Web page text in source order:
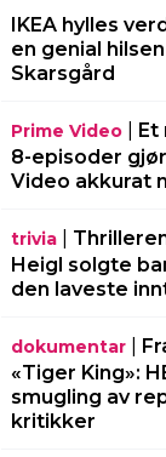
IKEA hylles
en genial
Skarsgård
Prime Video| Et
8-episoder
Video akkurat
trivia|
Heigl solgte
den laveste
dokumentar|
«Tiger King»:
smugling av
kritikker